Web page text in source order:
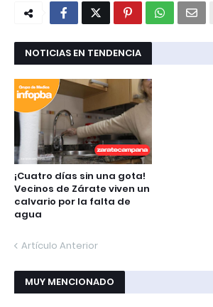
NOTICIAS EN TENDENCIA
¡Cuatro días sin una gota!
Vecinos de Zárate viven un
calvario por la falta de
agua
Artículo Anterior
MUY MENCIONADO